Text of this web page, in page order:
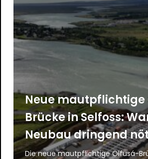
Neue
Brücke in Selfoss:
Neubau dringend
Die neue mautpflichtige Ölfusá-